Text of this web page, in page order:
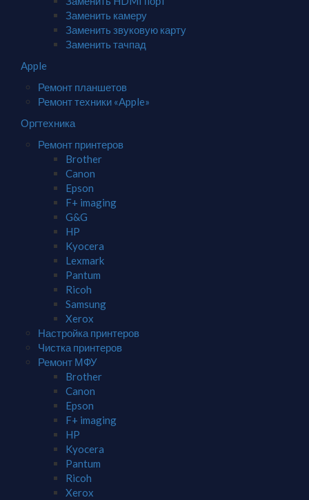
Заменить камеру
Заменить звуковую карту
Заменить тачпад
Apple
Ремонт планшетов
Ремонт техники «Apple»
Оргтехника
Ремонт принтеров
Brother
Canon
Epson
F+ imaging
G&G
HP
Kyocera
Lexmark
Pantum
Ricoh
Samsung
Xerox
Настройка принтеров
Чистка принтеров
Ремонт МФУ
Brother
Canon
Epson
F+ imaging
HP
Kyocera
Pantum
Ricoh
Xerox